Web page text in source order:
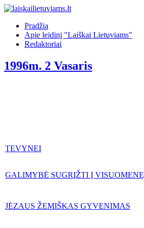
Pradžia
Apie leidinį "Laiškai Lietuviams"
Redaktoriai
1996m. 2 Vasaris
TEVYNEI
GALIMYBĖ SUGRĮŽTI Į VISUOMENĘ
JĖZAUS ŽEMIŠKAS GYVENIMAS